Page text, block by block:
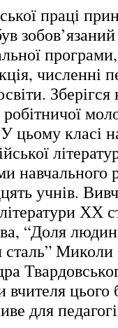
праці
численні
цьому класі
навчального
учнів.
ХХ
“Доля
Миколи
вчителя цього
для